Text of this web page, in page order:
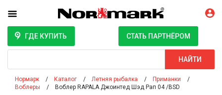
ГДЕ КУПИТЬ СТАТЬ ПАРТНЁРОМ
НАЙТИ
Нормарк Каталог Летняя рыбалка
Приманки
Воблеры
Воблер RAPALA Джоинтед Шэд Рап 04 /BSD